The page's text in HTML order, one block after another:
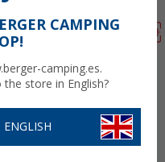
CAMPING
camping.es.
store in English?